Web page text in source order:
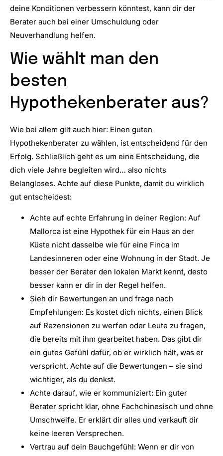
deine Konditionen verbessern könntest, kann dir der
Berater auch bei einer Umschuldung oder
Neuverhandlung helfen.
Wie wählt man den
besten
Hypothekenberater aus?
Wie bei allem gilt auch hier: Einen guten
Hypothekenberater zu wählen, ist entscheidend für den
Erfolg. Schließlich geht es um eine Entscheidung, die
dich viele Jahre begleiten wird… also nichts
Belangloses. Achte auf diese Punkte, damit du wirklich
gut entscheidest:
Achte auf echte Erfahrung in deiner Region: Auf
Mallorca ist eine Hypothek für ein Haus an der
Küste nicht dasselbe wie für eine Finca im
Landesinneren oder eine Wohnung in der Stadt. Je
besser der Berater den lokalen Markt kennt, desto
besser kann er dir in der Regel helfen.
Sieh dir Bewertungen an und frage nach
Empfehlungen: Es kostet dich nichts, einen Blick
auf Rezensionen zu werfen oder Leute zu fragen,
die bereits mit ihm gearbeitet haben. Das gibt dir
ein gutes Gefühl dafür, ob er wirklich hält, was er
verspricht. Achte auf die Bewertungen – sie sind
wichtiger, als du denkst.
Achte darauf, wie er kommuniziert: Ein guter
Berater spricht klar, ohne Fachchinesisch und ohne
Umschweife. Er erklärt dir alles und verkauft dir
keine leeren Versprechen.
Vertrau auf dein Bauchgefühl: Wenn er dir von